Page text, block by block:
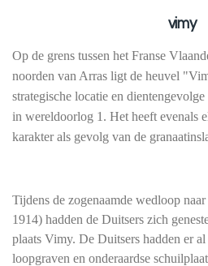
vimy
Op de grens tussen het Franse
noorden van Arras ligt de heuvel
strategische locatie en
in wereldoorlog 1. Het heeft evenals
karakter als gevolg van de
Tijdens de zogenaamde wedloop
1914) hadden de Duitsers zich
plaats Vimy. De Duitsers hadden er
loopgraven en onderaardse